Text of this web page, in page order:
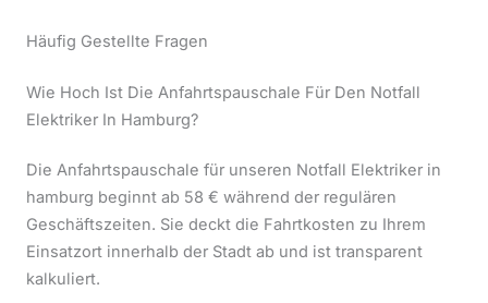
Häufig Gestellte Fragen
Wie Hoch Ist Die Anfahrtspauschale Für Den Notfall
Elektriker In Hamburg?
Die Anfahrtspauschale für unseren Notfall Elektriker in
hamburg beginnt ab 58 € während der regulären
Geschäftszeiten. Sie deckt die Fahrtkosten zu Ihrem
Einsatzort innerhalb der Stadt ab und ist transparent
kalkuliert.